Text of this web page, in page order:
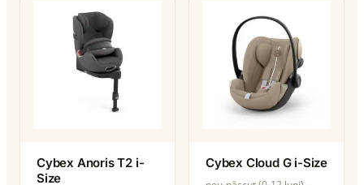
Cybex Anoris T2 i-
Size
Cybex Cloud G i-Size